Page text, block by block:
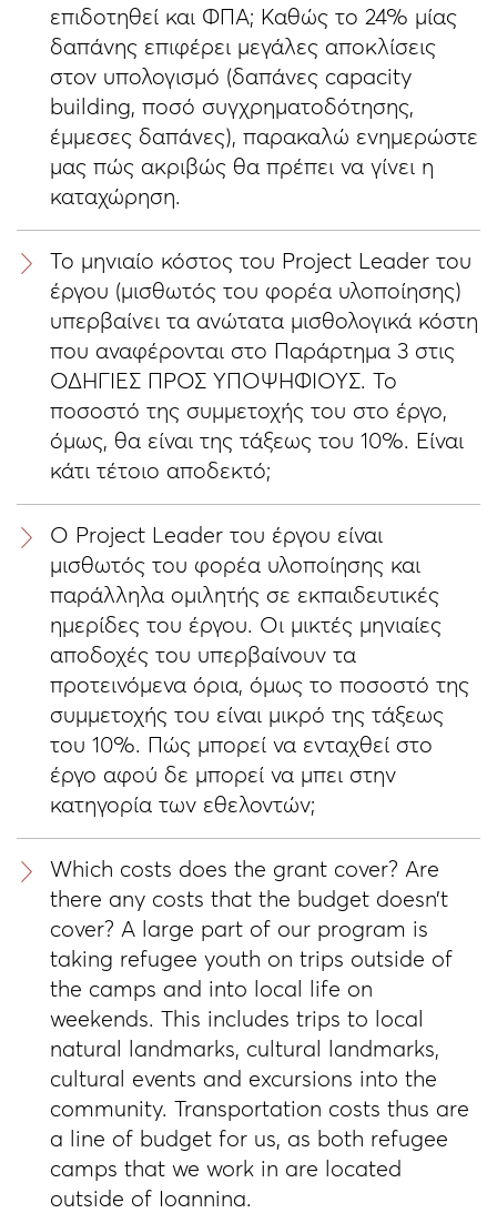
επιδοτηθεί και ΦΠΑ; Καθώς το 24% μίας
δαπάνης επιφέρει μεγάλες αποκλίσεις
στον υπολογισμό (δαπάνες capacity
building, ποσό συγχρηματοδότησης,
έμμεσες δαπάνες), παρακαλώ ενημερώστε
μας πώς ακριβώς θα πρέπει να γίνει η
καταχώρηση.
Το μηνιαίο κόστος του Project Leader του
έργου (μισθωτός του φορέα υλοποίησης)
υπερβαίνει τα ανώτατα μισθολογικά κόστη
που αναφέρονται στο Παράρτημα 3 στις
ΟΔΗΓΙΕΣ ΠΡΟΣ ΥΠΟΨΗΦΙΟΥΣ. Το
ποσοστό της συμμετοχής του στο έργο,
όμως, θα είναι της τάξεως του 10%. Είναι
κάτι τέτοιο αποδεκτό;
Ο Project Leader του έργου είναι
μισθωτός του φορέα υλοποίησης και
παράλληλα ομιλητής σε εκπαιδευτικές
ημερίδες του έργου. Οι μικτές μηνιαίες
αποδοχές του υπερβαίνουν τα
προτεινόμενα όρια, όμως το ποσοστό της
συμμετοχής του είναι μικρό της τάξεως
του 10%. Πώς μπορεί να ενταχθεί στο
έργο αφού δε μπορεί να μπει στην
κατηγορία των εθελοντών;
Which costs does the grant cover? Are
there any costs that the budget doesn’t
cover? A large part of our program is
taking refugee youth on trips outside of
the camps and into local life on
weekends. This includes trips to local
natural landmarks, cultural landmarks,
cultural events and excursions into the
community. Transportation costs thus are
a line of budget for us, as both refugee
camps that we work in are located
outside of Ioannina.